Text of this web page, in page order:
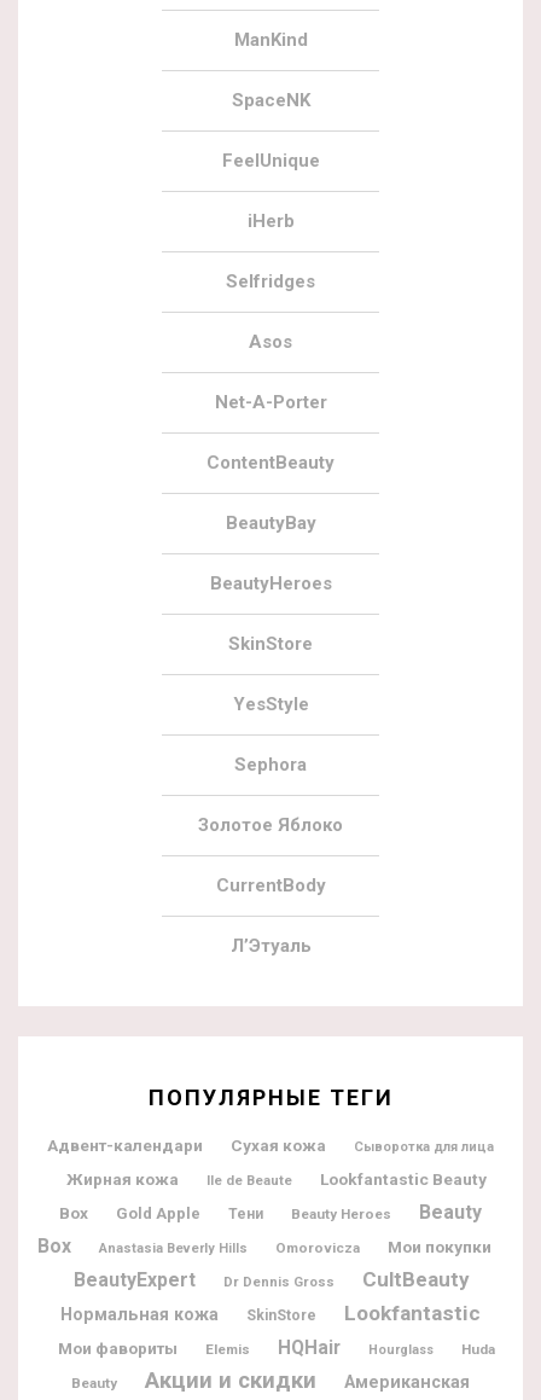
ManKind
SpaceNK
FeelUnique
iHerb
Selfridges
Asos
Net-A-Porter
ContentBeauty
BeautyBay
BeautyHeroes
SkinStore
YesStyle
Sephora
Золотое Яблоко
CurrentBody
Л’Этуаль
ПОПУЛЯРНЫЕ ТЕГИ
Адвент-календари Сухая кожа Сыворотка для лица
Жирная кожа Ile de Beaute
Lookfantastic Beauty
Box
Gold Apple Тени Beauty Heroes
Beauty
Box
Anastasia Beverly Hills Omorovicza Мои покупки
BeautyExpert Dr Dennis Gross CultBeauty
Нормальная кожа SkinStore Lookfantastic
Мои фавориты Elemis HQHair Hourglass
Huda
Beauty
Акции и скидки
Американская